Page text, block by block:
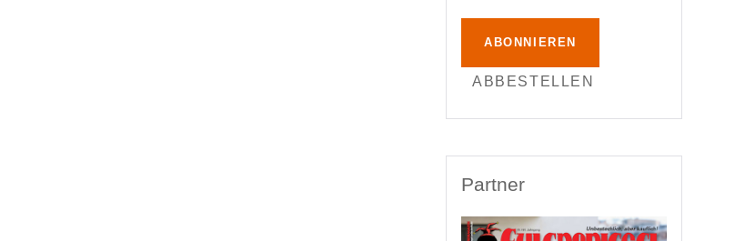
ABONNIEREN
ABBESTELLEN
Partner